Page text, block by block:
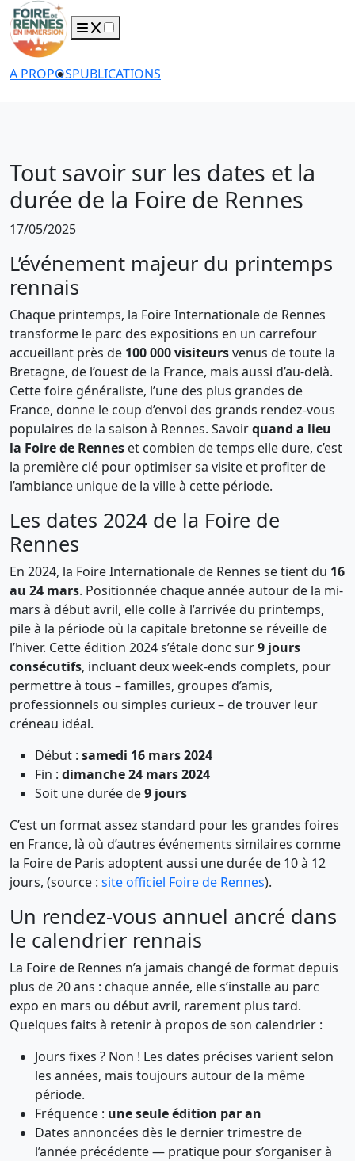
A PROPOSPUBLICATIONS
Tout savoir sur les dates et la
durée de la Foire de Rennes
17/05/2025
L’événement majeur du printemps
rennais
Chaque printemps, la Foire Internationale de Rennes
transforme le parc des expositions en un carrefour
accueillant près de 100 000 visiteursvenus de toute la
Bretagne, de l’ouest de la France, mais aussi d’au-delà.
Cette foire généraliste, l’une des plus grandes de
France, donne le coup d’envoi des grands rendez-vous
populaires de la saison à Rennes. Savoirquand a lieu
la Foire de Rennes et combien de temps elle dure, c’est
la première clé pour optimiser sa visite et profiter de
l’ambiance unique de la ville à cette période.
Les dates 2024 de la Foire de
Rennes
En 2024, la Foire Internationale de Rennes se tient du 16
au 24 mars. Positionnée chaque année autour de la mi-
mars à début avril, elle colle à l’arrivée du printemps,
pile à la période où la capitale bretonne se réveille de
l’hiver. Cette édition 2024 s’étale donc sur9 jours
consécutifs, incluant deux week-ends complets, pour
permettre à tous – familles, groupes d’amis,
professionnels ou simples curieux – de trouver leur
créneau idéal.
Début : samedi 16 mars 2024
Fin : dimanche 24 mars 2024
Soit une durée de9 jours
C’est un format assez standard pour les grandes foires
en France, là où d’autres événements similaires comme
la Foire de Paris adoptent aussi une durée de 10 à 12
jours, (source : site officiel Foire de Rennes).
Un rendez-vous annuel ancré dans
le calendrier rennais
La Foire de Rennes n’a jamais changé de format depuis
plus de 20 ans : chaque année, elle s’installe au parc
expo en mars ou début avril, rarement plus tard.
Quelques faits à retenir à propos de son calendrier :
Jours fixes ? Non ! Les dates précises varient selon
les années, mais toujours autour de la même
période.
Fréquence : une seule édition par an
Dates annoncées dès le dernier trimestre de
l’année précédente — pratique pour s’organiser à